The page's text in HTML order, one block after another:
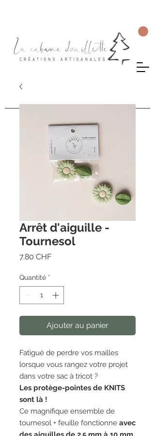
Arrêt d'aiguille -
Tournesol
7.80 CHFPrix
Quantité *
Ajouter au panier
Fatigué de perdre vos mailles
lorsque vous rangez votre projet
dans votre sac à tricot ?
Les protège-pointes de KNITS
sont là !
Ce magnifique ensemble de
tournesol + feuille fonctionne avec